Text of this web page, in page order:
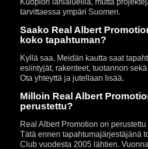
tarvittaessa ympäri Suomen.
Saako Real Albert
koko tapahtuman?
Kyllä saa. Meidän kautta saat
esiintyjät, rakenteet, tuotannon
Ota yhteyttä ja jutellaan lisää.
Milloin Real Albert
perustettu?
Real Albert Promotion on
Tätä ennen tapahtumajärjestäjänä
Club vuodesta 2005 lähtien.